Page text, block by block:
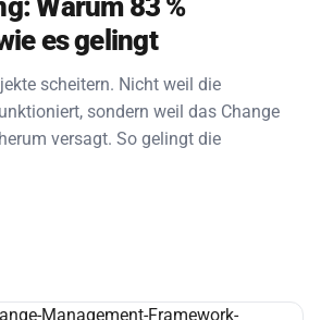
Warum 83 %
es gelingt
scheitern. Nicht weil die
sondern weil das Change
versagt. So gelingt die